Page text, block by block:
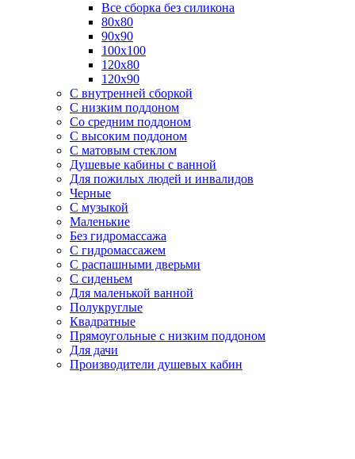
Все сборка без силикона
80х80
90х90
100х100
120х80
120х90
С внутренней сборкой
C низким поддоном
Со средним поддоном
С высоким поддоном
С матовым стеклом
Душевые кабины с ванной
Для пожилых людей и инвалидов
Черные
С музыкой
Маленькие
Без гидромассажа
С гидромассажем
С распашными дверьми
С сиденьем
Для маленькой ванной
Полукруглые
Квадратные
Прямоугольные с низким поддоном
Для дачи
Производители душевых кабин